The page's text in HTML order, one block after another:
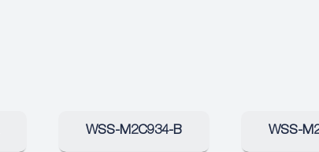
WSS-M2C934-B WSS-